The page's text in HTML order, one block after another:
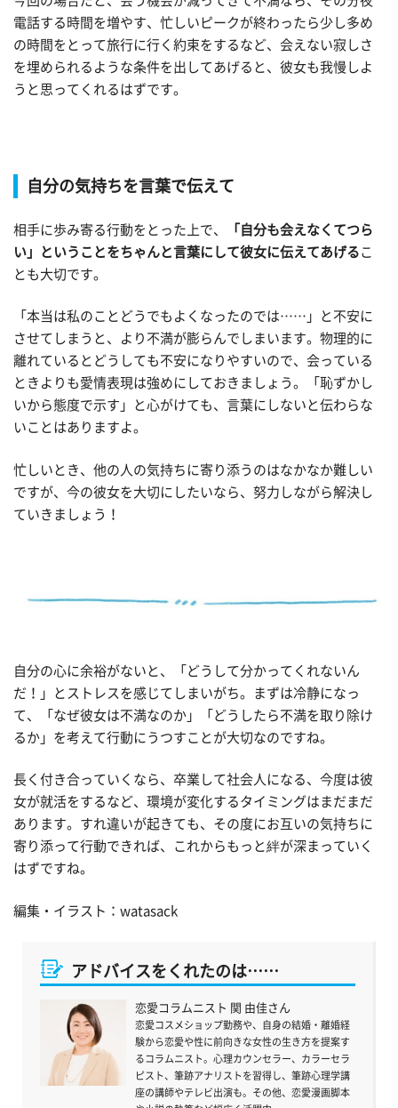
電話する時間を増やす、忙しいピークが終わったら少し多め
の時間をとって旅行に行く約束をするなど、会えない寂しさ
を埋められるような条件を出してあげると、彼女も我慢しよ
うと思ってくれるはずです。
自分の気持ちを言葉で伝えて
相手に歩み寄る行動をとった上で、
「自分も会えなくてつら
い」ということをちゃんと言葉にして彼女に伝えてあげる こ
とも大切です。
「本当は私のことどうでもよくなったのでは……」と不安に
させてしまうと、より不満が膨らんでしまいます。物理的に
離れているとどうしても不安になりやすいので、会っている
ときよりも愛情表現は強めにしておきましょう。「恥ずかし
いから態度で示す」と心がけても、言葉にしないと伝わらな
いことはありますよ。
忙しいとき、他の人の気持ちに寄り添うのはなかなか難しい
ですが、今の彼女を大切にしたいなら、努力しながら解決し
ていきましょう！
自分の心に余裕がないと、「どうして分かってくれないん
だ！」とストレスを感じてしまいがち。まずは冷静になっ
て、「なぜ彼女は不満なのか」「どうしたら不満を取り除け
るか」を考えて行動にうつすことが大切なのですね。
長く付き合っていくなら、卒業して社会人になる、今度は彼
女が就活をするなど、環境が変化するタイミングはまだまだ
あります。すれ違いが起きても、その度にお互いの気持ちに
寄り添って行動できれば、これからもっと絆が深まっていく
はずですね。
編集・イラスト：watasack
アドバイスをくれたのは……
恋愛コラムニスト 関 由佳さん
恋愛コスメショップ勤務や、自身の結婚・離婚経
験から恋愛や性に前向きな女性の生き方を提案す
るコラムニスト。心理カウンセラー、カラーセラ
ピスト、筆跡アナリストを習得し、筆跡心理学講
座の講師やテレビ出演も。その他、恋愛漫画脚本